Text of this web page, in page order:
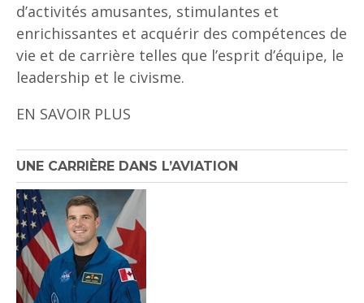
d’activités amusantes, stimulantes et
enrichissantes et acquérir des compétences de
vie et de carrière telles que l’esprit d’équipe, le
leadership et le civisme.
EN SAVOIR PLUS
UNE CARRIÈRE DANS L’AVIATION